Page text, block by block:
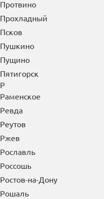
Протвино
Прохладный
Псков
Пушкино
Пущино
Пятигорск
Р
Раменское
Ревда
Реутов
Ржев
Рославль
Россошь
Ростов-на-Дону
Рошаль